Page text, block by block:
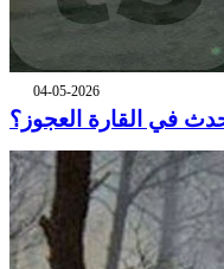
04-05-2026
في القارة العجوز؟